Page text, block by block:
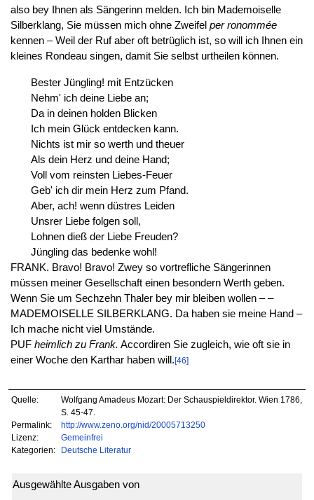
also bey Ihnen als Sängerinn melden. Ich bin Mademoiselle
Silberklang, Sie müssen mich ohne Zweifel per ronommée
kennen – Weil der Ruf aber oft betrüglich ist, so will ich Ihnen ein
kleines Rondeau singen, damit Sie selbst urtheilen können.
Bester Jüngling! mit Entzücken
Nehm' ich deine Liebe an;
Da in deinen holden Blicken
Ich mein Glück entdecken kann.
Nichts ist mir so werth und theuer
Als dein Herz und deine Hand;
Voll vom reinsten Liebes-Feuer
Geb' ich dir mein Herz zum Pfand.
Aber, ach! wenn düstres Leiden
Unsrer Liebe folgen soll,
Lohnen dieß der Liebe Freuden?
Jüngling das bedenke wohl!
FRANK. Bravo! Bravo! Zwey so vortrefliche Sängerinnen
müssen meiner Gesellschaft einen besondern Werth geben.
Wenn Sie um Sechzehn Thaler bey mir bleiben wollen – –
MADEMOISELLE SILBERKLANG. Da haben sie meine Hand –
Ich mache nicht viel Umstände.
PUF heimlich zu Frank. Accordiren Sie zugleich, wie oft sie in
einer Woche den Karthar haben will.[46]
Quelle:
Wolfgang Amadeus Mozart: Der Schauspieldirektor. Wien 1786,
S. 45-47.
Permalink:
http://www.zeno.org/nid/20005713250
Lizenz:
Gemeinfrei
Kategorien:
Deutsche Literatur
Ausgewählte Ausgaben von